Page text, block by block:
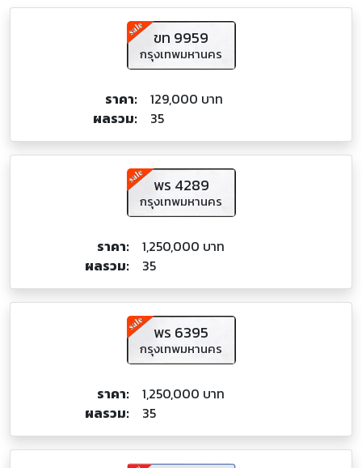
ขท 9959
กรุงเทพมหานคร
ราคา:
129,000 บาท
ผลรวม:
35
พร 4289
กรุงเทพมหานคร
ราคา:
1,250,000 บาท
ผลรวม:
35
พร 6395
กรุงเทพมหานคร
ราคา:
1,250,000 บาท
ผลรวม:
35